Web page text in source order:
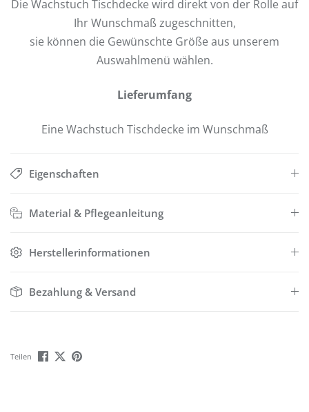
Die Wachstuch Tischdecke wird direkt von der Rolle auf
Ihr Wunschmaß zugeschnitten,
sie können die Gewünschte Größe aus unserem
Auswahlmenü wählen.
Lieferumfang
Eine Wachstuch Tischdecke im Wunschmaß
Eigenschaften
Material & Pflegeanleitung
Herstellerinformationen
Bezahlung & Versand
Teilen